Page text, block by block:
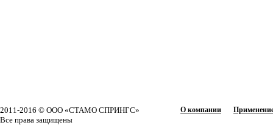
О компании
2011-2016 © ООО «СТАМО СПРИНГС»
Все права защищены